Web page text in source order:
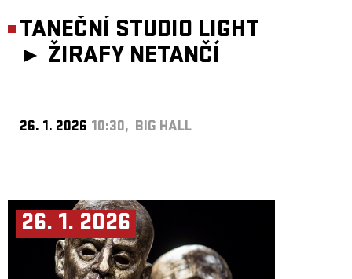
TANEČNÍ STUDIO LIGHT
► ŽIRAFY NETANČÍ
26. 1. 2026 10:30, BIG HALL
26. 1. 2026